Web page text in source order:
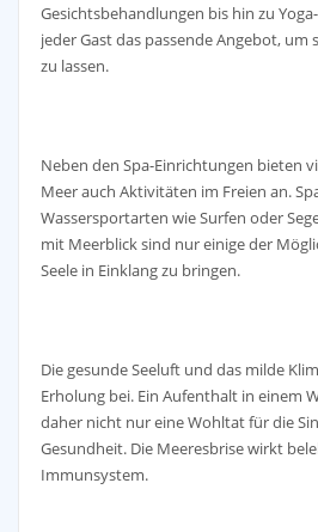
Gesichtsbehandlungen bis hin zu
jeder Gast das passende Angebot,
zu lassen.
Neben den Spa-Einrichtungen bieten
Meer auch Aktivitäten im Freien an.
Wassersportarten wie Surfen oder
mit Meerblick sind nur einige der
Seele in Einklang zu bringen.
Die gesunde Seeluft und das milde
Erholung bei. Ein Aufenthalt in einem
daher nicht nur eine Wohltat für die
Gesundheit. Die Meeresbrise wirkt
Immunsystem.